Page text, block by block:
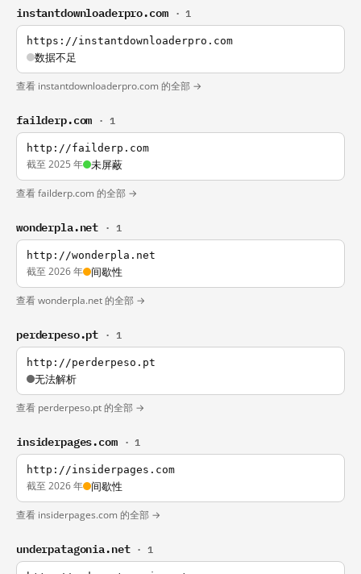
instantdownloaderpro.com · 1
https://instantdownloaderpro.com
数据不足
查看 instantdownloaderpro.com 的全部 →
failderp.com · 1
http://failderp.com
截至 2025 年 未屏蔽
查看 failderp.com 的全部 →
wonderpla.net · 1
http://wonderpla.net
截至 2026 年 间歇性
查看 wonderpla.net 的全部 →
perderpeso.pt · 1
http://perderpeso.pt
无法解析
查看 perderpeso.pt 的全部 →
insiderpages.com · 1
http://insiderpages.com
截至 2026 年 间歇性
查看 insiderpages.com 的全部 →
underpatagonia.net · 1